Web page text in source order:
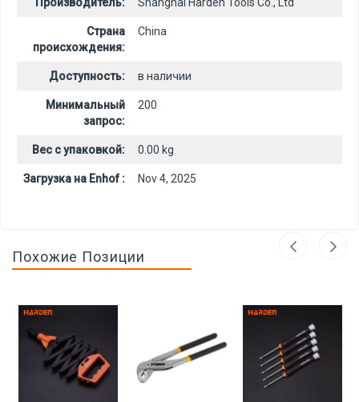
Страна
происхождения:
China
Доступность: в наличии
Минимальный
запрос:
200
Вес с упаковкой: 0.00 kg
Загрузка на Enhof : Nov 4, 2025
Похожие Позиции